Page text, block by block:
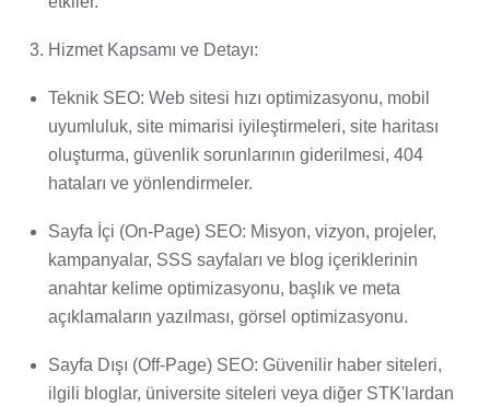
Hizmet Kapsamı ve Detayı:
Teknik SEO: Web sitesi hızı optimizasyonu, mobil
uyumluluk, site mimarisi iyileştirmeleri, site haritası
oluşturma, güvenlik sorunlarının giderilmesi, 404
hataları ve yönlendirmeler.
Sayfa İçi (On-Page) SEO: Misyon, vizyon, projeler,
kampanyalar, SSS sayfaları ve blog içeriklerinin
anahtar kelime optimizasyonu, başlık ve meta
açıklamaların yazılması, görsel optimizasyonu.
Sayfa Dışı (Off-Page) SEO: Güvenilir haber siteleri,
ilgili bloglar, üniversite siteleri veya diğer STK'lardan